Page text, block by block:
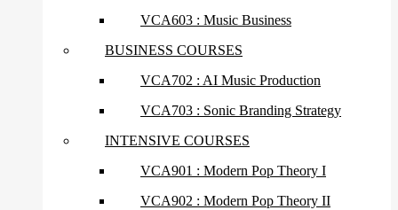
VCA603 : Music Business
BUSINESS COURSES
VCA702 : AI Music Production
VCA703 : Sonic Branding Strategy
INTENSIVE COURSES
VCA901 : Modern Pop Theory I
VCA902 : Modern Pop Theory II